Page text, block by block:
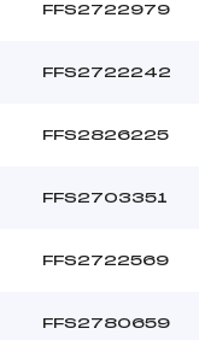
FFS2722979
FFS2722242
FFS2826225
FFS2703351
FFS2722569
FFS2780659